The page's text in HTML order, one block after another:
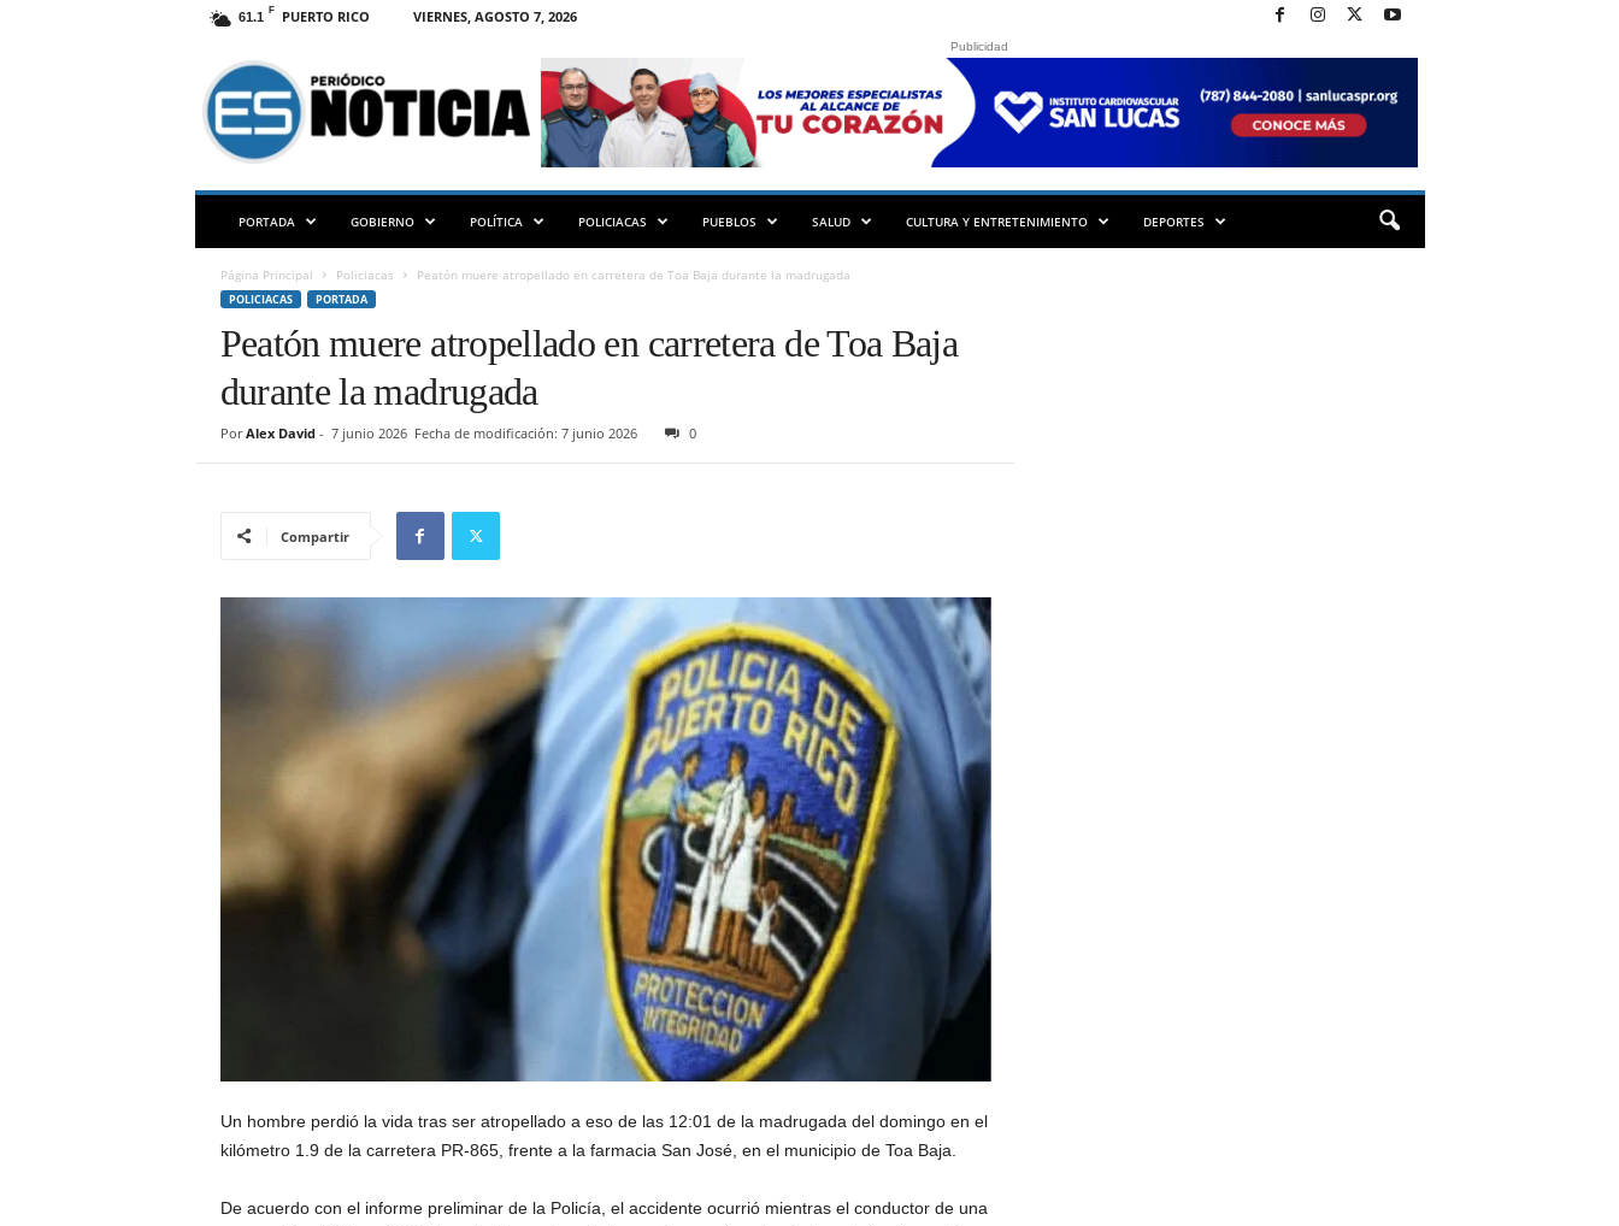
61.1 F PUERTO RICO VIERNES, AGOSTO 7, 2026
S
N
O
Publicidad
PORTADA GOBIERNO POLÍTICA POLICIACAS PUEBLOS SALUD CULTURA Y ENTRETENIMIENTO DEPORTES
Página Principal Policiacas Peatón muere atropellado en carretera de Toa Baja durante la madrugada
POLICIACAS PORTADA
Peatón muere atropellado en carretera de Toa Baja
durante la madrugada
Por Alex David- 7 junio 2026 Fecha de modificación: 7 junio 2026 0
Compartir
Un hombre perdió la vida tras ser atropellado a eso de las 12:01 de la madrugada del domingo en el
kilómetro 1.9 de la carretera PR-865, frente a la farmacia San José, en el municipio de Toa Baja.
De acuerdo con el informe preliminar de la Policía, el accidente ocurrió mientras el conductor de una